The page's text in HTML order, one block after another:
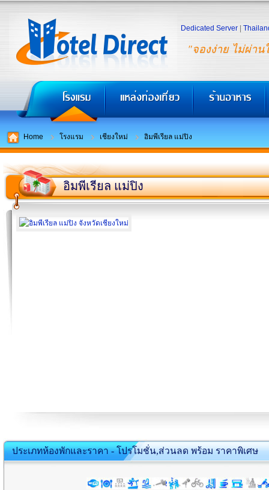
"จองง่าย ไม่ผ่าน
Dedicated Server
Home โรงแรม เชียงใหม่ อิมพีเรียล แม่ปิง
อิมพีเรียล แม่ปิง
ประเภทห้องพักและราคา - โปรโมชั่น,ส่วนลด พร้อม ราคาพิเศษ